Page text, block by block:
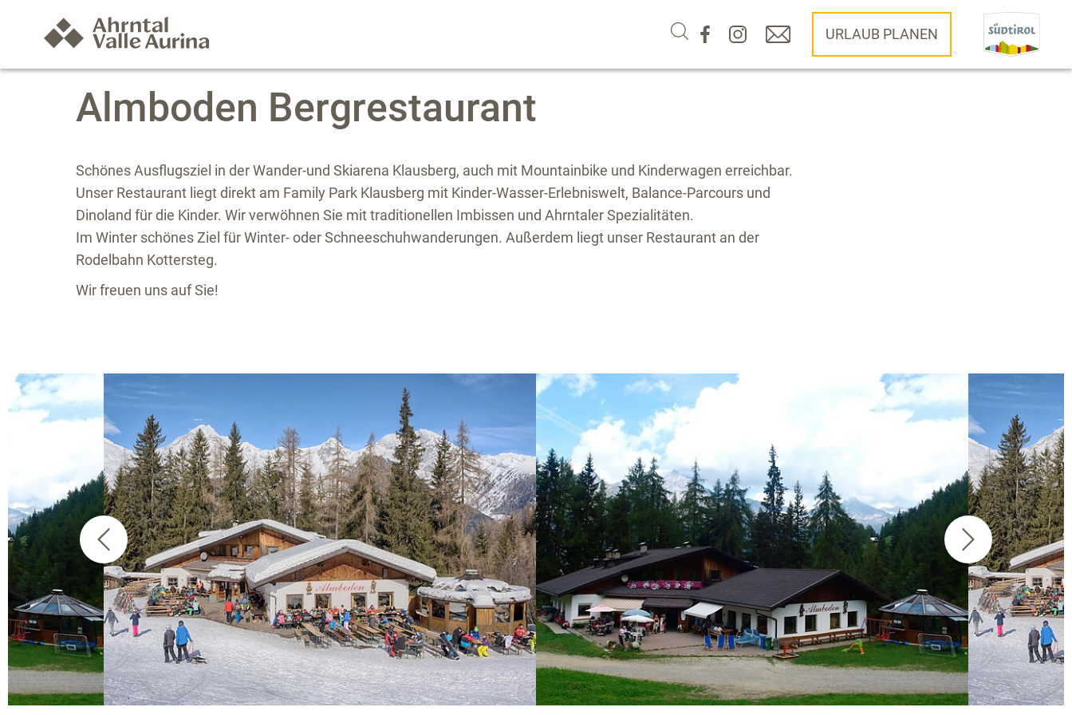
URLAUB PLANEN
Almboden Bergrestaurant
Schönes Ausflugsziel in der Wander-und Skiarena Klausberg, auch mit Mountainbike und Kinderwagen erreichbar.
Unser Restaurant liegt direkt am Family Park Klausberg mit Kinder-Wasser-Erlebniswelt, Balance-Parcours und
Dinoland für die Kinder. Wir verwöhnen Sie mit traditionellen Imbissen und Ahrntaler Spezialitäten.
Im Winter schönes Ziel für Winter- oder Schneeschuhwanderungen. Außerdem liegt unser Restaurant an der
Rodelbahn Kottersteg.
Wir freuen uns auf Sie!